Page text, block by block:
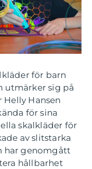
för barn
utmärker sig på
Helly Hansen
för sina
skalkläder för
av slitstarka
har genomgått
hållbarhet